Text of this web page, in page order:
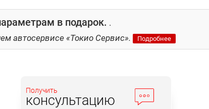
в подарок. .
автосервисе «Токио Сервис». Подробнее
Получить
консультацию